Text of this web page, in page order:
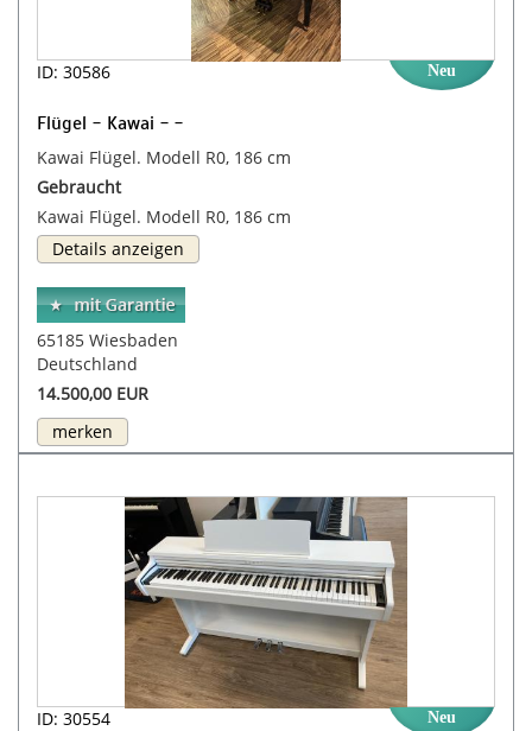
ID: 30586 Neu
Flügel - Kawai - -
Kawai Flügel. Modell R0, 186 cm
Gebraucht
Kawai Flügel. Modell R0, 186 cm
Details anzeigen
65185 Wiesbaden
Deutschland
14.500,00 EUR
merken
ID: 30554 Neu